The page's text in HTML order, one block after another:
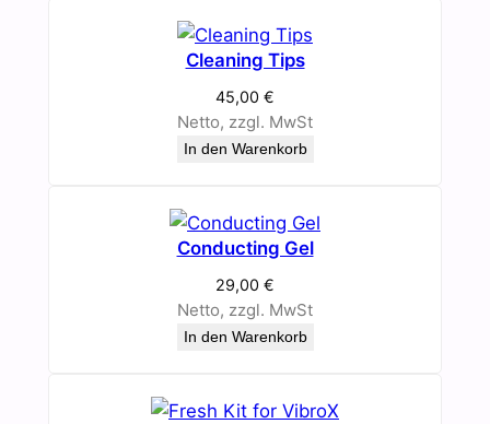
Cleaning Tips
45,00 €
Netto, zzgl. MwSt
In den Warenkorb
Conducting Gel
29,00 €
Netto, zzgl. MwSt
In den Warenkorb